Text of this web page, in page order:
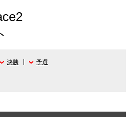
決勝 予選